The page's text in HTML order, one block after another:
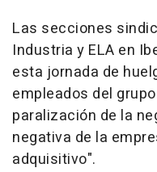
Las secciones
Industria y ELA en
esta jornada de
empleados del
paralización de la
negativa de la
adquisitivo".